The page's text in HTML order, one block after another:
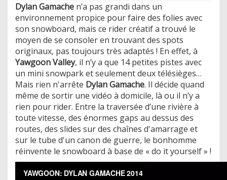
Dylan Gamache n’a pas grandi dans un
environnement propice pour faire des folies avec
son snowboard, mais ce rider créatif a trouvé le
moyen de se consoler en trouvant des spots
originaux, pas toujours très adaptés ! En effet, à
Yawgoon Valley, il n’y a que 14 petites pistes avec
un mini snowpark et seulement deux télésièges…
Mais rien n'arrête Dylan Gamache. Il décide quand
même de sortir une vidéo à domicile, là ou il n’y a
rien pour rider. Entre la traversée d’une rivière à
toute vitesse, des énormes gaps au dessus des
routes, des slides sur des chaînes d'amarrage et
sur le tube d'un canon de guerre, le bonhomme
réinvente le snowboard à base de « do it yourself » !